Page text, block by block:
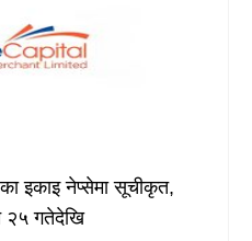
इकाइ नेप्सेमा सूचीकृत,
२५ गतेदेखि